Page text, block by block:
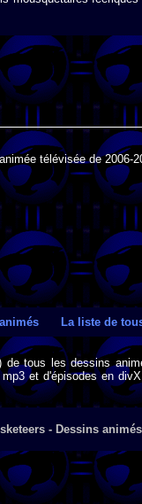
télévisée de 2006-
La liste de
tous les dessins
et d'épisodes en
- Dessins animés